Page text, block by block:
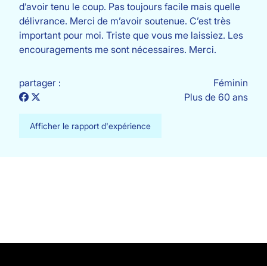
d’avoir tenu le coup. Pas toujours facile mais quelle
délivrance. Merci de m’avoir soutenue. C’est très
important pour moi. Triste que vous me laissiez. Les
encouragements me sont nécessaires. Merci.
partager :
Afficher le rapport d'expérience
Féminin
Plus de 60 ans